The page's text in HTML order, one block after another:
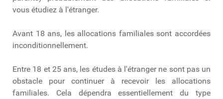
vous étudiez à l'étranger.
Avant 18 ans, les allocations familiales sont accordées
inconditionnellement.
Entre 18 et 25 ans, les études à l'étranger ne sont pas un
obstacle pour continuer à recevoir les allocations
familiales. Cela dépendra essentiellement du type